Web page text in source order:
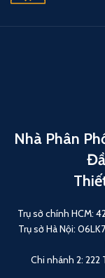
Nhà Phân
Trụ sở chính HCM:
Trụ sở Hà Nội:
Chi nhánh 2: 222